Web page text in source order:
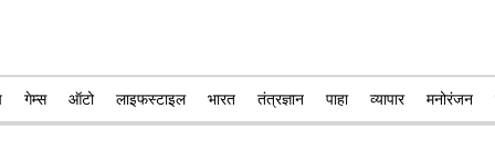
गेम्स ऑटो लाइफस्टाइल भारत तंत्रज्ञान पाहा व्यापार मनोरंजन